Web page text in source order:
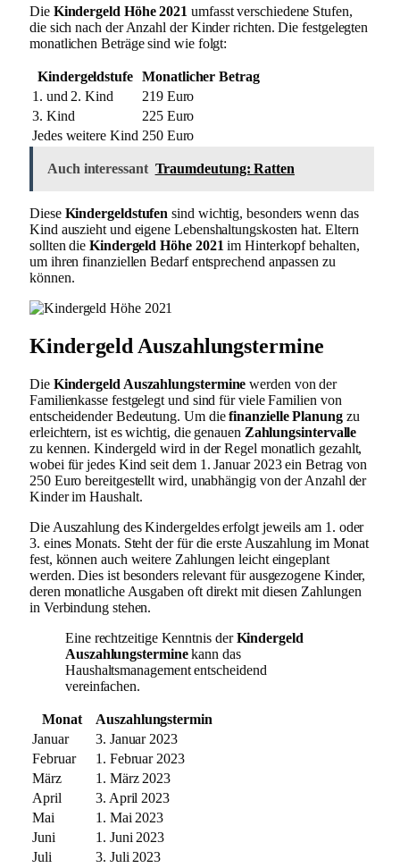
Die Kindergeld Höhe 2021 umfasst verschiedene Stufen,
die sich nach der Anzahl der Kinder richten. Die festgelegten
monatlichen Beträge sind wie folgt:
Kindergeldstufe
Monatlicher Betrag
1. und 2. Kind
219 Euro
3. Kind
225 Euro
Jedes weitere Kind 250 Euro
Auch interessant Traumdeutung: Ratten
Diese Kindergeldstufen sind wichtig, besonders wenn das
Kind auszieht und eigene Lebenshaltungskosten hat. Eltern
sollten dieKindergeld Höhe 2021 im Hinterkopf behalten,
um ihren finanziellen Bedarf entsprechend anpassen zu
können.
Kindergeld Auszahlungstermine
Die Kindergeld Auszahlungstermine werden von der
Familienkasse festgelegt und sind für viele Familien von
entscheidender Bedeutung. Um diefinanzielle Planungzu
erleichtern, ist es wichtig, die genauen Zahlungsintervalle
zu kennen. Kindergeld wird in der Regel monatlich gezahlt,
wobei für jedes Kind seit dem 1. Januar 2023 ein Betrag von
250 Euro bereitgestellt wird, unabhängig von der Anzahl der
Kinder im Haushalt.
Die Auszahlung des Kindergeldes erfolgt jeweils am 1. oder
3. eines Monats. Steht der für die erste Auszahlung im Monat
fest, können auch weitere Zahlungen leicht eingeplant
werden. Dies ist besonders relevant für ausgezogene Kinder,
deren monatliche Ausgaben oft direkt mit diesen Zahlungen
in Verbindung stehen.
Eine rechtzeitige Kenntnis derKindergeld
Auszahlungsterminekann das
Haushaltsmanagement entscheidend
vereinfachen.
Monat
Auszahlungstermin
Januar
3. Januar 2023
Februar
1. Februar 2023
März
1. März 2023
April
3. April 2023
Mai
1. Mai 2023
Juni
1. Juni 2023
Juli
3. Juli 2023